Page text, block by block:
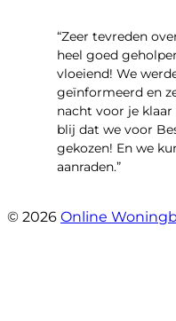
“Zeer tevreden
heel goed
vloeiend! We
geïnformeerd en
nacht voor je klaar
blij dat we voor
gekozen! En we
aanraden.”
© 2026 Online